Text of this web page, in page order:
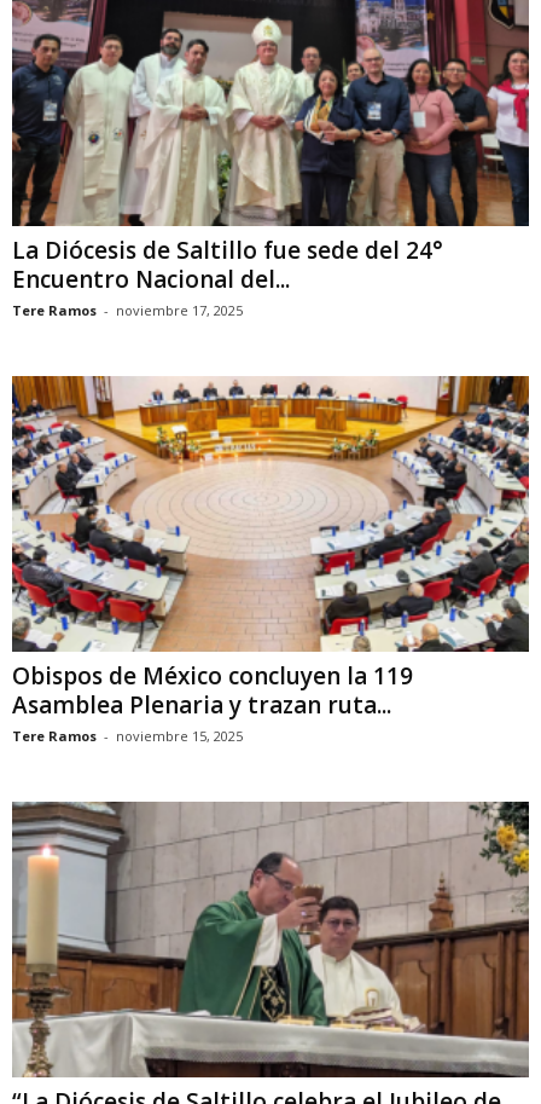
La Diócesis de Saltillo fue sede del 24°
Encuentro Nacional del...
Tere Ramos - noviembre 17, 2025
Obispos de México concluyen la 119
Asamblea Plenaria y trazan ruta...
Tere Ramos - noviembre 15, 2025